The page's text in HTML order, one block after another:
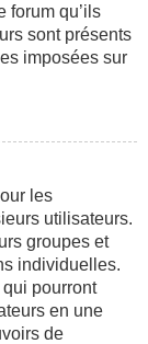
forum qu’ils
sont présents
imposées sur
les
utilisateurs.
groupes et
individuelles.
pourront
en une
de